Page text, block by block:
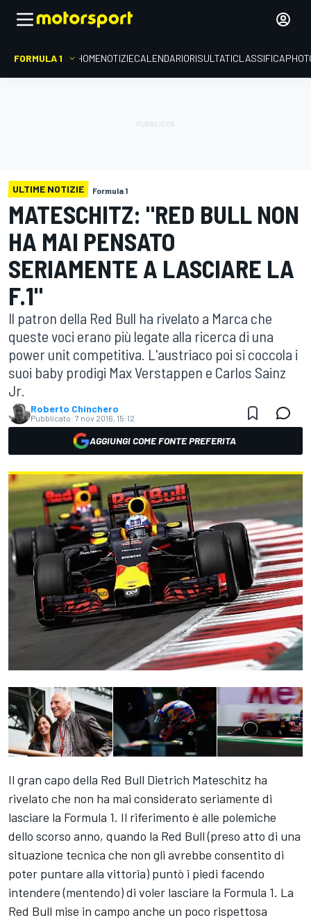
FORMULA 1 HOMENOTIZIECALENDARIORISULTATICLASSIFICA
ULTIME NOTIZIE Formula 1
MATESCHITZ: "RED BULL NON
HA MAI PENSATO
SERIAMENTE A LASCIARE LA
F.1"
Il patron della Red Bull ha rivelato a Marca che
queste voci erano più legate alla ricerca di una
power unit competitiva. L'austriaco poi si coccola i
suoi baby prodigi Max Verstappen e Carlos Sainz
Jr.
Roberto Chinchero
Pubblicato: 7 nov 2016, 15:12
AGGIUNGI COME FONTE PREFERITA
Il gran capo della Red Bull Dietrich Mateschitz ha
rivelato che non ha mai considerato seriamente di
lasciare la Formula 1. Il riferimento è alle polemiche
dello scorso anno, quando la Red Bull (preso atto di una
situazione tecnica che non gli avrebbe consentito di
poter puntare alla vittoria) puntò i piedi facendo
intendere (mentendo) di voler lasciare la Formula 1. La
Red Bull mise in campo anche un poco rispettosa